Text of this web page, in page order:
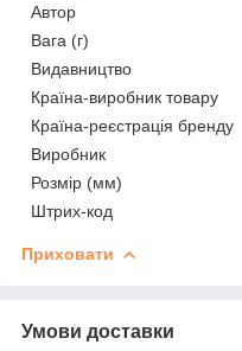
Автор
Вага (г)
Видавництво
Країна-виробник товару
Країна-реєстрація бренду
Виробник
Розмір (мм)
Штрих-код
Приховати
Умови доставки